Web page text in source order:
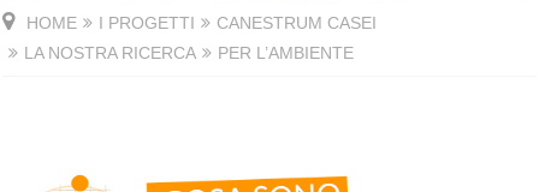
HOME I PROGETTI
CANESTRUM CASEI
LA NOSTRA RICERCA
PER L’AMBIENTE